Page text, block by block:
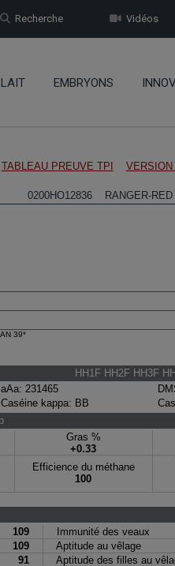
Vidéos
Recherche
LAIT EMBRYONS